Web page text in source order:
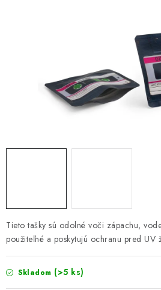
Podmienky ochrany osobných údajov
Formulár na odstúpenie od zmluvy
Odstúpenie od zmluvy online
Tieto tašky sú odolné voči zápachu,
použiteľné a poskytujú ochranu pred UV
Skladom (>5 ks)